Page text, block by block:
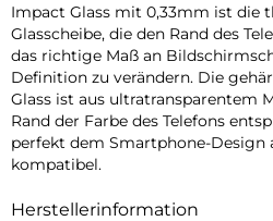
Impact Glass mit 0,33mm ist die
Glasscheibe, die den Rand des
das richtige Maß an
Definition zu verändern. Die
Glass ist aus ultratransparentem
Rand der Farbe des Telefons
perfekt dem Smartphone-
kompatibel.
Herstellerinformation